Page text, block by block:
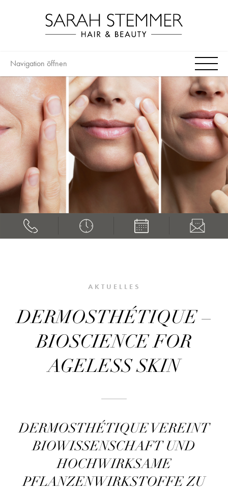
Navigation öffnen
AKTUELLES
DERMOSTHÉTIQUE –
BIOSCIENCE FOR
AGELESS SKIN
DERMOSTHÉTIQUE VEREINT
BIOWISSENSCHAFT UND
HOCHWIRKSAME
PFLANZENWIRKSTOFFE ZU